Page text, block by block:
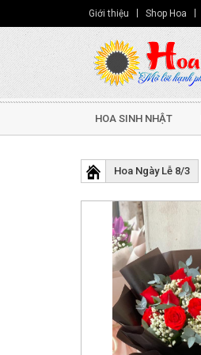
Giới thiệu Shop Hoa
HOA SINH NHẬT
Hoa Ngày Lễ 8/3